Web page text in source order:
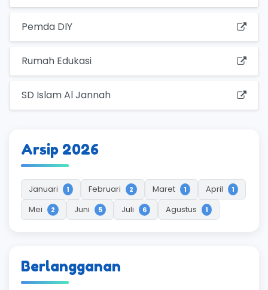
Pemda DIY
Rumah Edukasi
SD Islam Al Jannah
Arsip 2026
Januari 1 Februari 2 Maret 1 April 1
Mei 2 Juni 5 Juli 6 Agustus 1
Berlangganan